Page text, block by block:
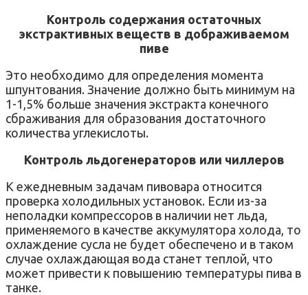
Контроль содержания остаточных
экстрактивных веществ в дображиваемом
пиве
Это необходимо для определения момента
шпунтования. Значение должно быть минимум на
1-1,5% больше значения экстракта конечного
сбраживания для образования достаточного
количества углекислоты.
Контроль льдогенераторов или чиллеров
К ежедневным задачам пивовара относится
проверка холодильных установок. Если из-за
неполадки компрессоров в наличии нет льда,
применяемого в качестве аккумулятора холода, то
охлаждение сусла не будет обеспечено и в таком
случае охлаждающая вода станет теплой, что
может привести к повышению температуры пива в
танке.